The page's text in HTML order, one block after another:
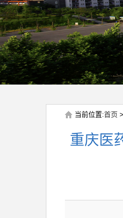
当前位置:首页
重庆医